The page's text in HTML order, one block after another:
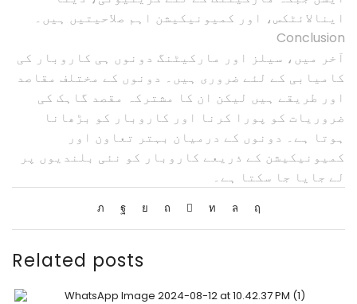
اینالائٹکس، اور کمیونیکیشن اہم صلاحیتیں ہیں۔
Conclusion
آخر میں، سیلز اور مارکیٹنگ دونوں ہی کاروبار کی
کامیابی کے لئے ضروری ہیں۔ دونوں کے مختلف مقاصد
اور طریقے ہیں لیکن ان کا مشترکہ مقصد گاہک کی
ضروریات کو پورا کرنا اور کاروبار کو بڑھانا
ہوتا ہے۔ دونوں کے درمیان بہتر تعاون اور
کمیونیکیشن کے ذریعے کاروبار کو نئی بلندیوں پر
لے جایا جا سکتا ہے۔
Related posts